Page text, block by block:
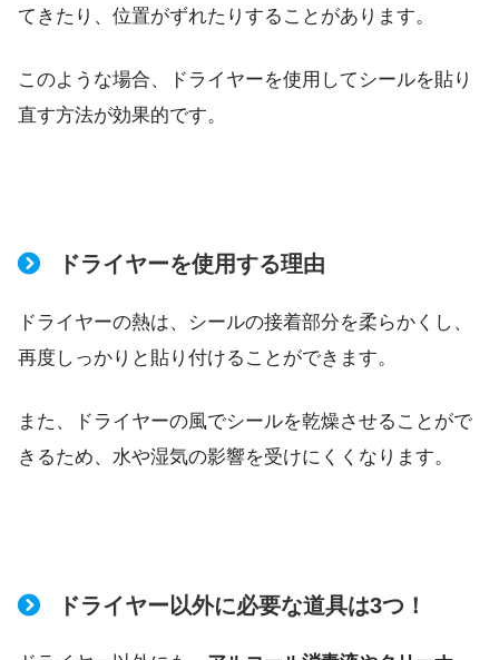
てきたり、位置がずれたりすることがあります。
このような場合、ドライヤーを使用してシールを貼り
直す方法が効果的です。
ドライヤーを使用する理由
ドライヤーの熱は、シールの接着部分を柔らかくし、
再度しっかりと貼り付けることができます。
また、ドライヤーの風でシールを乾燥させることがで
きるため、水や湿気の影響を受けにくくなります。
ドライヤー以外に必要な道具は3つ！